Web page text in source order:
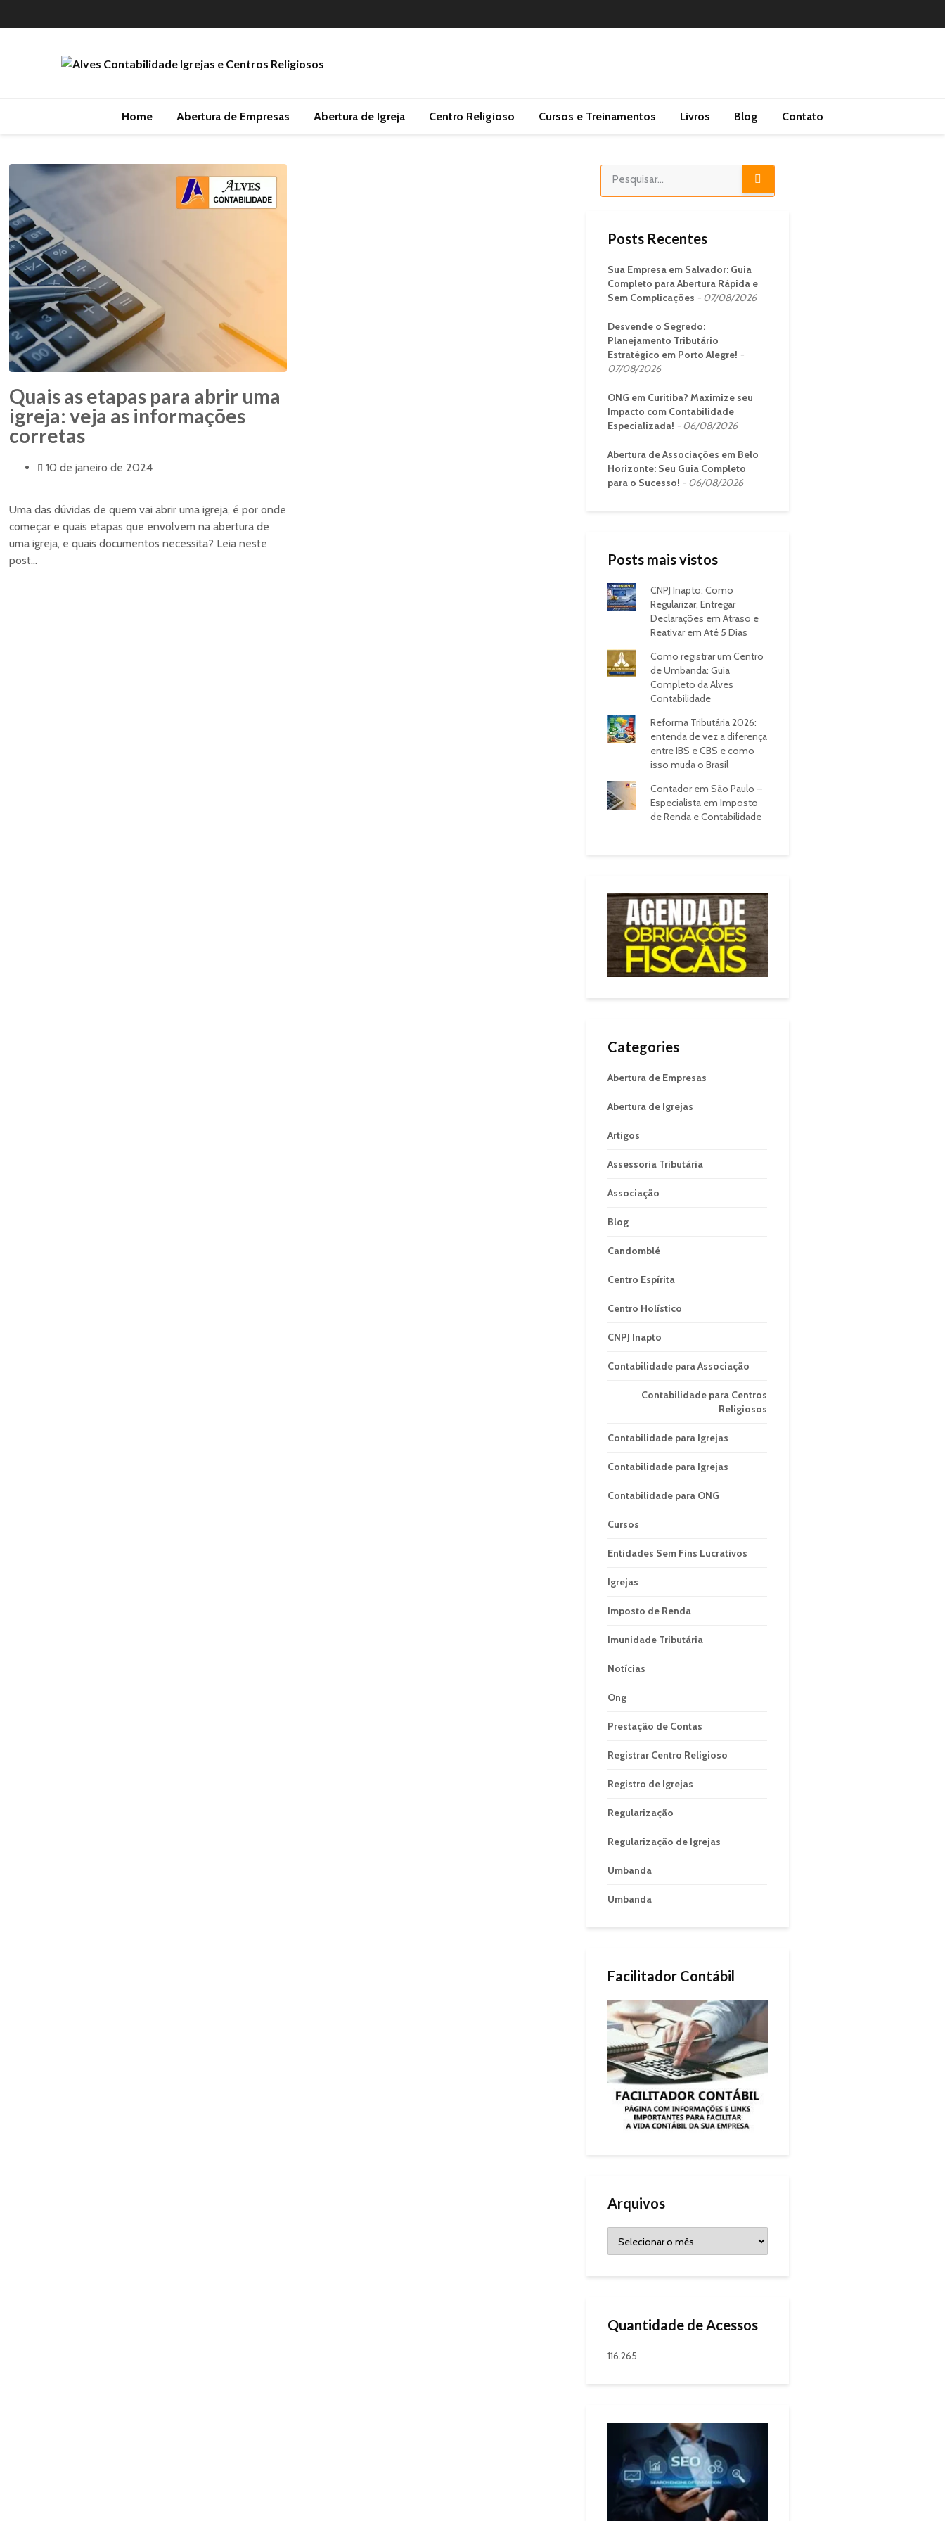
Home Abertura de Empresas Abertura de Igreja Centro Religioso Cursos e Treinamentos Livros Blog Contato
Quais as etapas para abrir uma
igreja: veja as informações
corretas
10 de janeiro de 2024
Uma das dúvidas de quem vai abrir uma igreja, é por onde
começar e quais etapas que envolvem na abertura de
uma igreja, e quais documentos necessita? Leia neste
post...
Posts Recentes
Sua Empresa em Salvador: Guia
Completo para Abertura Rápida e
Sem Complicações
07/08/2026
Desvende o Segredo:
Planejamento Tributário
Estratégico em Porto Alegre!
07/08/2026
ONG em Curitiba? Maximize seu
Impacto com Contabilidade
Especializada!
06/08/2026
Abertura de Associações em Belo
Horizonte: Seu Guia Completo
para o Sucesso!
06/08/2026
Posts mais vistos
CNPJ Inapto: Como
Regularizar, Entregar
Declarações em Atraso e
Reativar em Até 5 Dias
Como registrar um Centro
de Umbanda: Guia
Completo da Alves
Contabilidade
Reforma Tributária 2026:
entenda de vez a diferença
entre IBS e CBS e como
isso muda o Brasil
Contador em São Paulo –
Especialista em Imposto
de Renda e Contabilidade
Categories
Abertura de Empresas
Abertura de Igrejas
Artigos
Assessoria Tributária
Associação
Blog
Candomblé
Centro Espírita
Centro Holístico
CNPJ Inapto
Contabilidade para Associação
Contabilidade para Centros
Religiosos
Contabilidade para Igrejas
Contabilidade para Igrejas
Contabilidade para ONG
Cursos
Entidades Sem Fins Lucrativos
Igrejas
Imposto de Renda
Imunidade Tributária
Notícias
Ong
Prestação de Contas
Registrar Centro Religioso
Registro de Igrejas
Regularização
Regularização de Igrejas
Umbanda
Umbanda
Facilitador Contábil
Arquivos
Quantidade de Acessos
116.265